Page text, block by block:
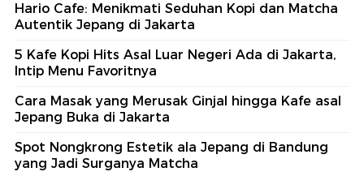
Hario Cafe: Menikmati Seduhan Kopi dan Matcha
Autentik Jepang di Jakarta
5 Kafe Kopi Hits Asal Luar Negeri Ada di Jakarta,
Intip Menu Favoritnya
Cara Masak yang Merusak Ginjal hingga Kafe asal
Jepang Buka di Jakarta
Spot Nongkrong Estetik ala Jepang di Bandung
yang Jadi Surganya Matcha